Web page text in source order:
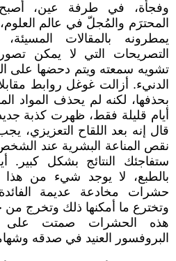
وفجأة، في طرفة عين، أصبح
المحترَم والمُجلّ في عالم
يمطرونه بالمقالات
التصريحات التي لا يمكن
تشويه سمعته ويتم دحضها على
الدنيء. أزالت غوغل روابط
بحذفها، لكنه لم يحذف المواد
أيام قليلة فقط، ظهرت كذبة
قال إنه بعد اللقاح التعزيزي،
نقص المناعة البشرية عند
ستفاجئك النتائج بشكل كبير.
بالطبع، لا يوجد شيء من هذا
حشرات مخادعة عديمة
وتخترع ما أمكنها ذلك وتخرج من
هذه الحشرات صمتت على
البروفسور العنيد في صدقه